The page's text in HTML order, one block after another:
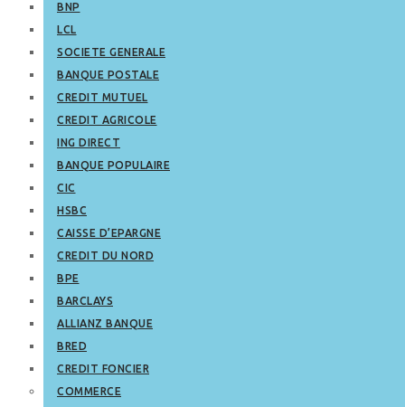
BNP
LCL
SOCIETE GENERALE
BANQUE POSTALE
CREDIT MUTUEL
CREDIT AGRICOLE
ING DIRECT
BANQUE POPULAIRE
CIC
HSBC
CAISSE D’EPARGNE
CREDIT DU NORD
BPE
BARCLAYS
ALLIANZ BANQUE
BRED
CREDIT FONCIER
COMMERCE